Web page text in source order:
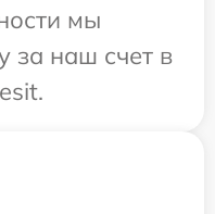
мы
за наш счет в